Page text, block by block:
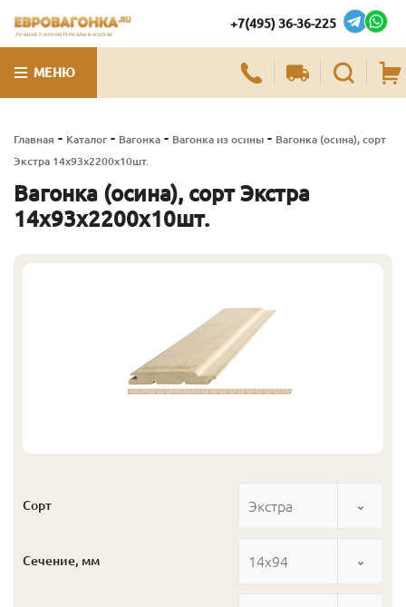
ЛУЧШИЕ ПИЛОМАТЕРИАЛЫ В МОСКВЕ
+7(495) 36-36-225
МЕНЮ
Главная - Каталог - Вагонка - Вагонка из осины - Вагонка (осина), сорт
Экстра 14х93х2200х10шт.
Вагонка (осина), сорт Экстра
14х93х2200х10шт.
Сорт Экстра
Сечение, мм 14x94